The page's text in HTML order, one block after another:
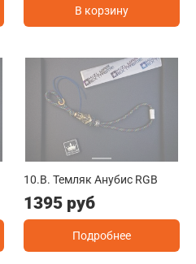
В корзину
10.B. Темляк Анубис RGB
1395 руб
Подробнее